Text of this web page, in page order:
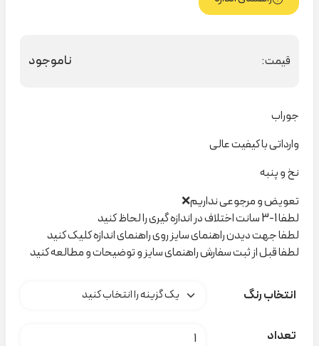
قیمت: ناموجود
جوراب
وارداتی با کیفیت عالی
نخ و پنبه
تعویض و مرجوعی نداریم❌
لطفا 1-3 سانت اختلاف در اندازه گیری را لحاظ کنید
لطفا جهت دیدن راهنمای سایز روی راهنمای اندازه کلیک کنید
لطفا قبل از ثبت سفارش راهنمای سایز و توضیحات و مطالعه کنید
انتخاب رنگ
تعداد جوراب زیر زانو کد H000260 عدد